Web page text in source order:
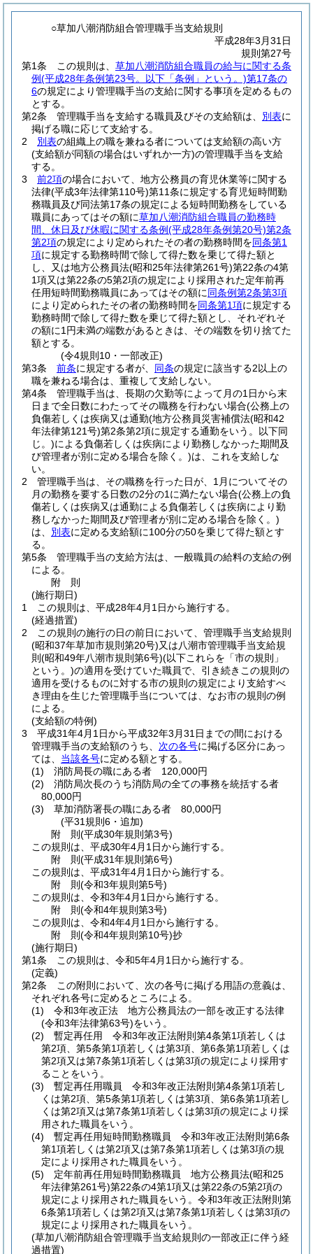
○草加八潮消防組合管理職手当支給規則
平成28年3月31日
規則第27号
第1条
この規則は、 草加八潮消防組合職員の給与に関する条
例(平成28年条例第23号。以下「条例」という。)第17条の
6の規定により管理職手当の支給に関する事項を定めるもの
とする。
第2条
管理職手当を支給する職員及びその支給額は、 別表に
掲げる職に応じて支給する。
2
別表の組織上の職を兼ねる者については支給額の高い方
(支給額が同額の場合はいずれか一方)の管理職手当を支給
する。
3
前2項の場合において、地方公務員の育児休業等に関する
法律(平成3年法律第110号)第11条に規定する育児短時間勤
務職員及び同法第17条の規定による短時間勤務をしている
職員にあってはその額に草加八潮消防組合職員の勤務時
間、休日及び休暇に関する条例(平成28年条例第20号)第2条
第2項の規定により定められたその者の勤務時間を同条第1
項に規定する勤務時間で除して得た数を乗じて得た額と
し、又は地方公務員法(昭和25年法律第261号)第22条の4第
1項又は第22条の5第2項の規定により採用された定年前再
任用短時間勤務職員にあってはその額に同条例第2条第3項
により定められたその者の勤務時間を同条第1項に規定する
勤務時間で除して得た数を乗じて得た額とし、それぞれそ
の額に1円未満の端数があるときは、その端数を切り捨てた
額とする。
(令4規則10・一部改正)
第3条
前条に規定する者が、 同条の規定に該当する2以上の
職を兼ねる場合は、重複して支給しない。
第4条
管理職手当は、長期の欠勤等によって月の1日から末
日まで全日数にわたってその職務を行わない場合(公務上の
負傷若しくは疾病又は通勤(地方公務員災害補償法(昭和42
年法律第121号)第2条第2項に規定する通勤をいう。以下同
じ。)による負傷若しくは疾病により勤務しなかった期間及
び管理者が別に定める場合を除く。)は、これを支給しな
い。
2
管理職手当は、その職務を行った日が、1月についてその
月の勤務を要する日数の2分の1に満たない場合(公務上の負
傷若しくは疾病又は通勤による負傷若しくは疾病により勤
務しなかった期間及び管理者が別に定める場合を除く。)
は、 別表に定める支給額に100分の50を乗じて得た額とす
る。
第5条
管理職手当の支給方法は、一般職員の給料の支給の例
による。
附 則
(施行期日)
1
この規則は、平成28年4月1日から施行する。
(経過措置)
2
この規則の施行の日の前日において、管理職手当支給規則
(昭和37年草加市規則第20号)又は八潮市管理職手当支給規
則 (昭和49年八潮市規則第6号)(以下これらを「市の規則」
という。)の適用を受けていた職員で、引き続きこの規則の
適用を受けるものに対する市の規則の規定により支給すべ
き理由を生じた管理職手当については、なお市の規則の例
による。
(支給額の特例)
3
平成31年4月1日から平成32年3月31日までの間における
管理職手当の支給額のうち、 次の各号に掲げる区分にあっ
ては、 当該各号に定める額とする。
(1)
消防局長の職にある者 120,000円
(2)
消防局次長のうち消防局の全ての事務を統括する者
80,000円
(3)
草加消防署長の職にある者 80,000円
(平31規則6・追加)
附 則(平成30年規則第3号)
この規則は、平成30年4月1日から施行する。
附 則(平成31年規則第6号)
この規則は、平成31年4月1日から施行する。
附 則(令和3年規則第5号)
この規則は、令和3年4月1日から施行する。
附 則(令和4年規則第3号)
この規則は、令和4年4月1日から施行する。
附 則(令和4年規則第10号)抄
(施行期日)
第1条
この規則は、令和5年4月1日から施行する。
(定義)
第2条
この附則において、次の各号に掲げる用語の意義は、
それぞれ各号に定めるところによる。
(1)
令和3年改正法 地方公務員法の一部を改正する法律
(令和3年法律第63号)をいう。
(2)
暫定再任用 令和3年改正法附則第4条第1項若しくは
第2項、第5条第1項若しくは第3項、第6条第1項若しくは
第2項又は第7条第1項若しくは第3項の規定により採用す
ることをいう。
(3)
暫定再任用職員 令和3年改正法附則第4条第1項若し
くは第2項、第5条第1項若しくは第3項、第6条第1項若し
くは第2項又は第7条第1項若しくは第3項の規定により採
用された職員をいう。
(4)
暫定再任用短時間勤務職員 令和3年改正法附則第6条
第1項若しくは第2項又は第7条第1項若しくは第3項の規
定により採用された職員をいう。
(5)
定年前再任用短時間勤務職員 地方公務員法(昭和25
年法律第261号)第22条の4第1項又は第22条の5第2項の
規定により採用された職員をいう。 令和3年改正法附則第
6条第1項若しくは第2項又は第7条第1項若しくは第3項の
規定により採用された職員をいう。
(草加八潮消防組合管理職手当支給規則の一部改正に伴う経
過措置)